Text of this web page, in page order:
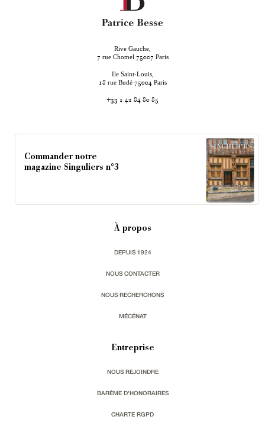
Rive Gauche,
7 rue Chomel 75007 Paris
Ile Saint-Louis,
18 rue Budé 75004 Paris
+33 1 42 84 80 85
Commander notre
magazine Singuliers n°3
À propos
DEPUIS 1924
NOUS CONTACTER
NOUS RECHERCHONS
MÉCÉNAT
Entreprise
NOUS REJOINDRE
BARÈME D'HONORAIRES
CHARTE RGPD